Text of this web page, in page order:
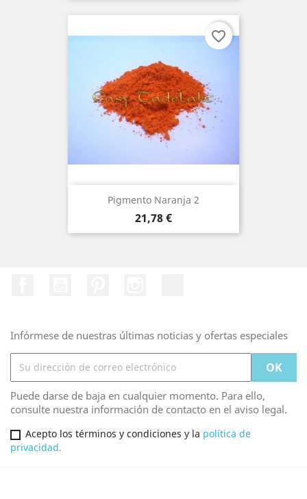
Pigmento Naranja 2
Precio
21,78 €
favorite_border
Infórmese de nuestras últimas noticias y ofertas especiales
Puede darse de baja en cualquier momento. Para ello,
consulte nuestra información de contacto en el aviso legal.
Acepto los términos y condiciones y la política de
privacidad.